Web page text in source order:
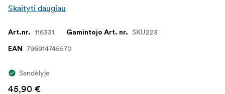
Skaityti daugiau
Art.nr. 116331 Gamintojo Art. nr. SKU223
EAN 796914745570
Sandėlyje
45,90 €